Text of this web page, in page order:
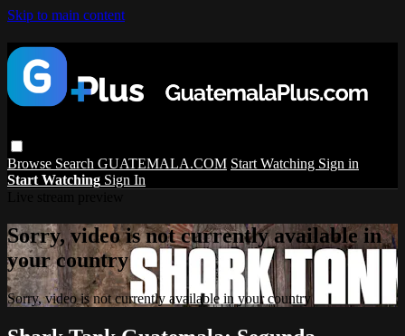
Skip to main content
Browse Search GUATEMALA.COM Start Watching Sign in
Start Watching Sign In
Sorry, video is not currently available in
your country
Sorry, video is not currently available in your country